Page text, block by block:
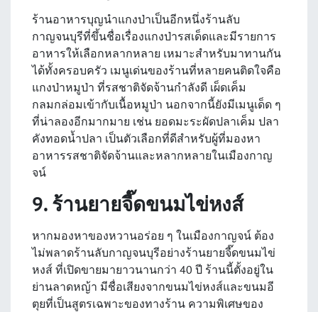
ร้านอาหารบุญนำแกงป่าเป็นอีกหนึ่งร้านลับ
กาญจนบุรีที่ขึ้นชื่อเรื่องแกงป่ารสเด็ดและมีรายการ
อาหารให้เลือกหลากหลาย เหมาะสำหรับมาทานกัน
ได้ทั้งครอบครัว เมนูเด่นของร้านที่หลายคนติดใจคือ
แกงป่าหมูป่า ที่รสชาติจัดจ้านกำลังดี เผ็ดเค็ม
กลมกล่อมเข้ากับเนื้อหมูป่า นอกจากนี้ยังมีเมนูเด็ด ๆ
ที่น่าลองอีกมากมาย เช่น ยอดมะระผัดปลาเค็ม ปลา
คังทอดน้ำปลา เป็นตัวเลือกที่ดีสำหรับผู้ที่มองหา
อาหารรสชาติจัดจ้านและหลากหลายในเมืองกาญ
จน์
9. ร้านยายจี๊ดขนมไข่หงส์
หากมองหาของหวานอร่อย ๆ ในเมืองกาญจน์ ต้อง
ไม่พลาดร้านลับกาญจนบุรีอย่างร้านยายจี๊ดขนมไข่
หงส์ ที่เปิดขายมายาวนานกว่า 40 ปี ร้านนี้ตั้งอยู่ใน
ย่านลาดหญ้า มีชื่อเสียงจากขนมไข่หงส์และขนมอี
ตุยที่เป็นสูตรเฉพาะของทางร้าน ความพิเศษของ